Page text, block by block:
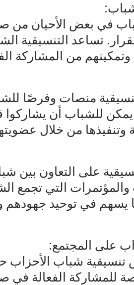
في بعض الأحيان من
تساعد التنسيقية
وتمكينهم من المشاركة
منصات وفرصًا
يمكن للشباب أن يشاركوا
وتنفيذها من خلال
على التعاون بين
والمؤتمرات التي تجمع
يسهم في توحيد جهودهم
تنسيقية شباب الأحزاب
للمشاركة الفعالة في